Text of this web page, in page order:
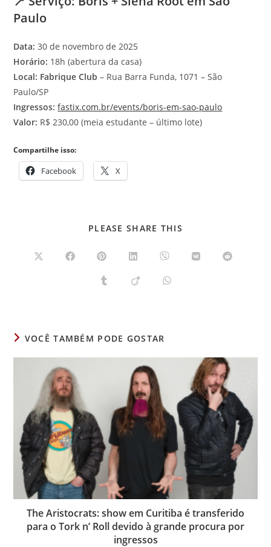
Paulo
Data: 30 de novembro de 2025
Horário: 18h (abertura da casa)
Local: Fabrique Club – Rua Barra Funda, 1071 – São
Paulo/SP
Ingressos: fastix.com.br/events/boris-em-sao-paulo
Valor: R$ 230,00 (meia estudante – último lote)
Compartilhe isso:
Facebook X
PLEASE SHARE THIS
Abre
Abre Abre
uma
nova
Abre
uma
nova
Abre
uma
nova
Abre Abre
Abre Abre Abre
VOCÊ TAMBÉM PODE GOSTAR
The Aristocrats: show em Curitiba é transferido
para o Tork n’ Roll devido à grande procura por
ingressos